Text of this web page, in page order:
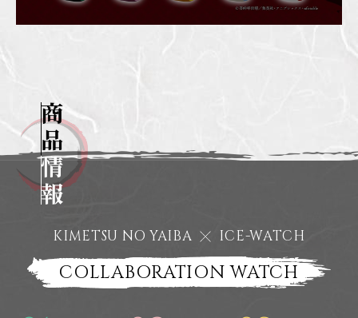
KIMETSU NO YAIBA ICE-WATCH
COLLABORATION WATCH